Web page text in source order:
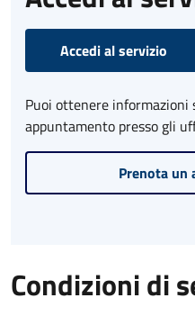
Accedi al servizio
Puoi ottenere informazioni
appuntamento presso gli
Prenota un
Condizioni di